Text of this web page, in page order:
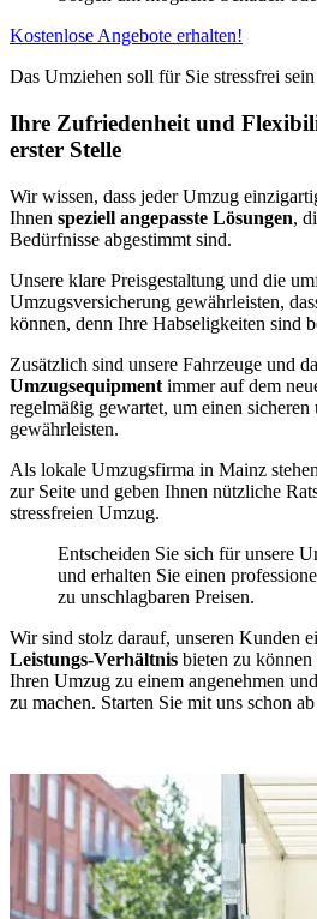
Kostenlose Angebote erhalten!
Das Umziehen soll für Sie stressfrei
Ihre Zufriedenheit und
erster Stelle
Wir wissen, dass jeder Umzug
Ihnen speziell angepasste Lösungen,
Bedürfnisse abgestimmt sind.
Unsere klare Preisgestaltung und die
Umzugsversicherung gewährleisten,
können, denn Ihre Habseligkeiten sind
Zusätzlich sind unsere Fahrzeuge und
Umzugsequipment immer auf dem
regelmäßig gewartet, um einen
gewährleisten.
Als lokale Umzugsfirma in Mainz
zur Seite und geben Ihnen nützliche
stressfreien Umzug.
Entscheiden Sie sich für unsere
und erhalten Sie einen
zu unschlagbaren Preisen.
Wir sind stolz darauf, unseren Kunden
Leistungs-Verhältnis bieten zu
Ihren Umzug zu einem angenehmen
zu machen. Starten Sie mit uns schon